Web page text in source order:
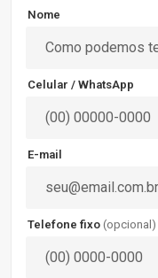
Nome
Celular / WhatsApp
E-mail
Telefone fixo (opcional)